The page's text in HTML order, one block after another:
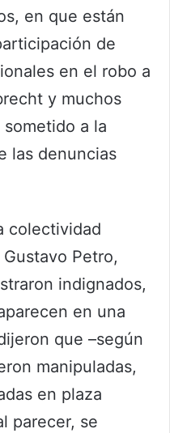
en que están
de
en el robo a
y muchos
a la
las denuncias
colectividad
Petro,
indignados,
en una
que –según
manipuladas,
en plaza
parecer, se